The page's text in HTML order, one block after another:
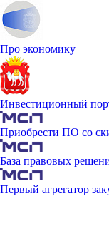
Про экономику
Инвестиционный
Приобрести ПО со
База правовых
Первый агрегатор